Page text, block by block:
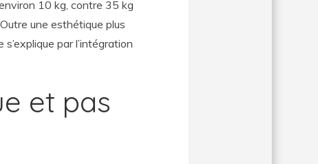
10 kg, contre 35 kg
une esthétique plus
par l’intégration
et pas